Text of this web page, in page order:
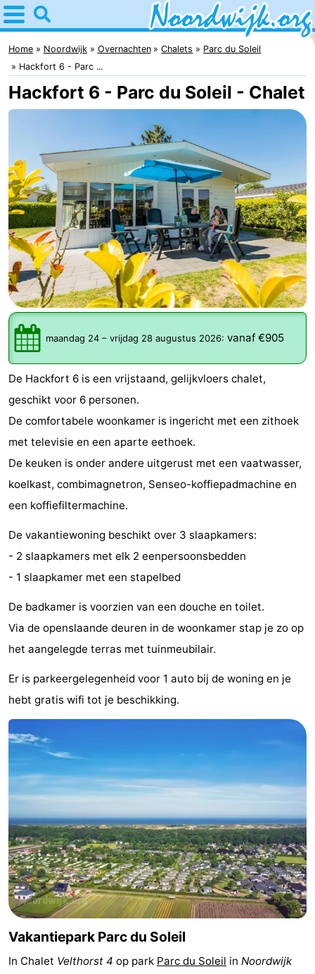
Home
Noordwijk
Tips
Voor
Appartementen
Bed
(&
breakfasts)
Campings
Hotels
Vakantiehuizen
De
Gouden
Spar
-
De
Noordduinen
-
Duinresort
Dunimar
-
Noordwijkse
Duinen
-
Parc
Soleil
Last
Zien
Bezienswaardigheden
Musea
-
Monumenten
-
-
Rondvaarten
-
Binnenspeeltuinen
-
Experiences
Wellness
centra
Dorpen
&
Steden
Natuur
Sporten
Home Noordwijk Overnachten Chalets
Parc du Soleil
Hackfort 6 - Parc ...
Hackfort 6 - Parc du Soleil - Chalet
maandag 24 – vrijdag 28 augustus 2026: vanaf €905
De Hackfort 6 is een vrijstaand, gelijkvloers chalet,
geschikt voor 6 personen.
De comfortabele woonkamer is ingericht met een zithoek
met televisie en een aparte eethoek.
De keuken is onder andere uitgerust met een vaatwasser,
koelkast, combimagnetron, Senseo-koffiepadmachine en
een koffiefiltermachine.
De vakantiewoning beschikt over 3 slaapkamers:
- 2 slaapkamers met elk 2 eenpersoonsbedden
- 1 slaapkamer met een stapelbed
De badkamer is voorzien van een douche en toilet.
Via de openslaande deuren in de woonkamer stap je zo op
het aangelegde terras met tuinmeubilair.
Er is parkeergelegenheid voor 1 auto bij de woning en je
hebt gratis wifi tot je beschikking.
Vakantiepark Parc du Soleil
In Chalet Velthorst 4 op park Parc du Soleil in Noordwijk